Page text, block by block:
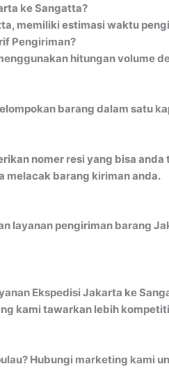
ke Sangatta?
memiliki estimasi waktu
Pengiriman?
hitungan volume
barang dalam satu
nomer resi yang bisa
melacak barang kiriman anda.
layanan pengiriman barang
Ekspedisi Jakarta ke
kami tawarkan lebih
Hubungi marketing kami